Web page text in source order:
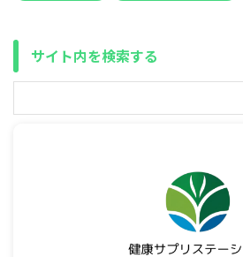
サイト内を検索する